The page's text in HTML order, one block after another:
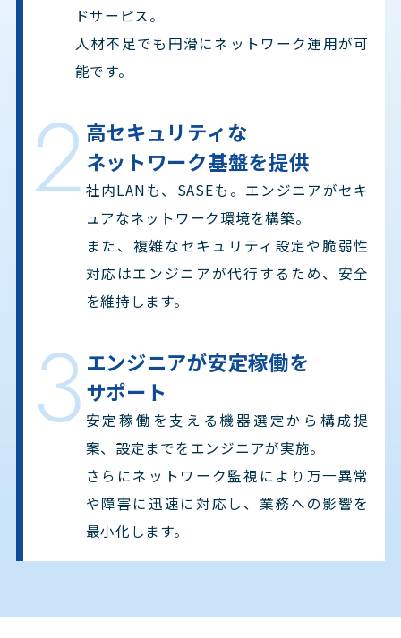
ドサービス。
人材不足でも円滑にネットワーク運用が可
能です。
2 高セキュリティな
ネットワーク基盤を提供
社内LANも、SASEも。エンジニアがセキ
ュアなネットワーク環境を構築。
また、複雑なセキュリティ設定や脆弱性
対応はエンジニアが代行するため、安全
を維持します。
3 エンジニアが安定稼働を
サポート
安定稼働を支える機器選定から構成提
案、設定までをエンジニアが実施。
さらにネットワーク監視により万一異常
や障害に迅速に対応し、業務への影響を
最小化します。